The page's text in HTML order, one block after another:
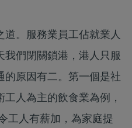
。服務業員工佔就業人
我們閉關鎖港，港人只服
的原因有二。第一個是社
人為主的飲食業為例，
工人有薪加，為家庭提